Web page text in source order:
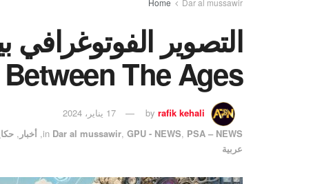
Home Dar al mussawir
التصوير الفوتوغرافي
The Ages
by rafik kehali
17 يناير، 2024
in Dar al mussawir, GPU - NEWS, PSA – NEWS
, أخبار ,
عربية